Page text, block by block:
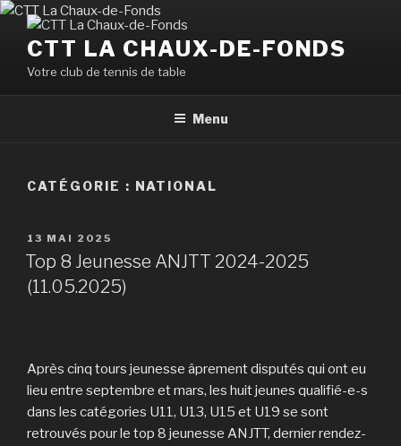
Aller
contenu
principal
CTT LA CHAUX-DE-FONDS
Votre club de tennis de table
Menu
CATÉGORIE : NATIONAL
PUBLIÉ
LE
13 MAI 2025
Top 8 Jeunesse ANJTT 2024-2025
(11.05.2025)
Après cinq tours jeunesse âprement disputés qui ont eu
lieu entre septembre et mars, les huit jeunes qualifié-e-s
dans les catégories U11, U13, U15 et U19 se sont
retrouvés pour le top 8 jeunesse ANJTT, dernier rendez-